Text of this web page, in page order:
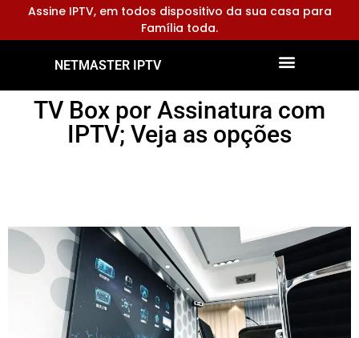
Assine IPTV, em todos dispositivo da sua casa para
Família toda.
NETMASTER IPTV
TV Box por Assinatura com
IPTV; Veja as opções